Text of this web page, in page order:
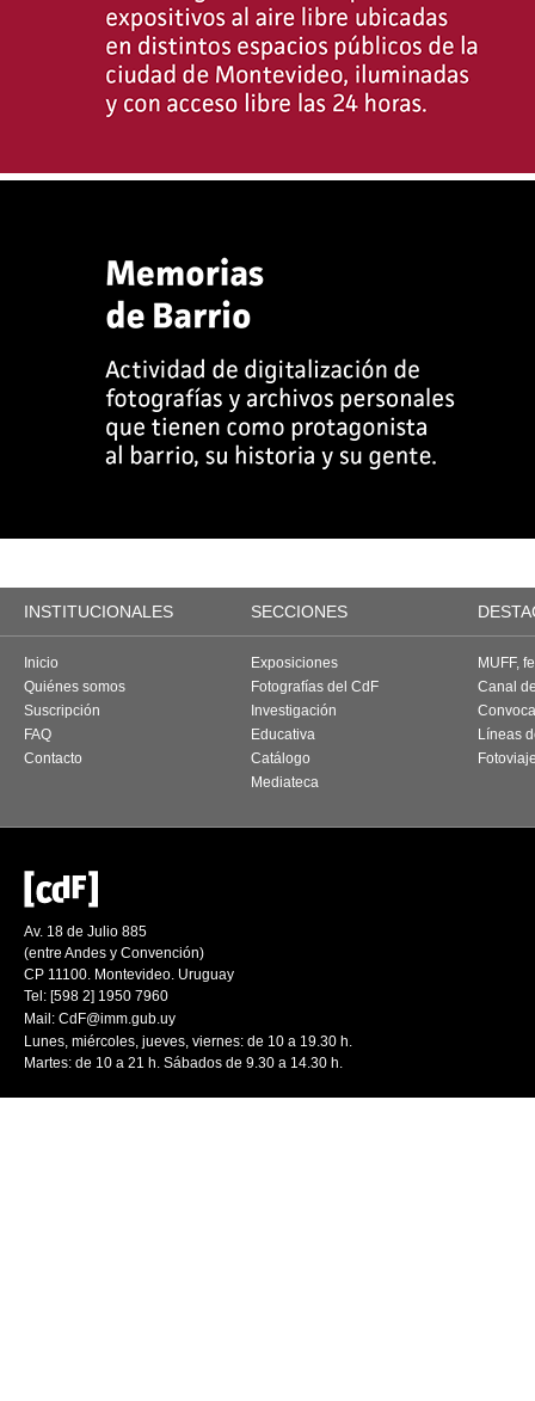
INSTITUCIONALES SECCIONES
Inicio
Quiénes somos
Suscripción
FAQ
Contacto
Exposiciones
Fotografías del CdF
Investigación
Educativa
Catálogo
Mediateca
MUFF,
Canal
Líneas
Av. 18 de Julio 885
(entre Andes y Convención)
CP 11100. Montevideo. Uruguay
Tel: [598 2] 1950 7960
Mail: CdF@imm.gub.uy
Lunes, miércoles, jueves, viernes: de 10 a 19.30 h.
Martes: de 10 a 21 h. Sábados de 9.30 a 14.30 h.